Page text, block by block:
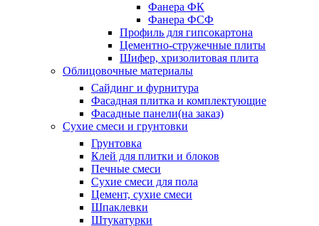
Фанера ФК
Фанера ФСФ
Профиль для гипсокартона
Цементно-стружечные плиты
Шифер, хризолитовая плита
Облицовочные материалы
Сайдинг и фурнитура
Фасадная плитка и комплектующие
Фасадные панели(на заказ)
Сухие смеси и грунтовки
Грунтовка
Клей для плитки и блоков
Печные смеси
Сухие смеси для пола
Цемент, сухие смеси
Шпаклевки
Штукатурки